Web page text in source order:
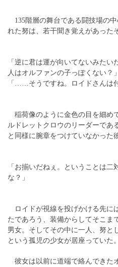
135階層の舞台である闘技場の
れた努は、若干聞き覚えがあった
「逆に君は運が向いてないみた
人はオルファンの子っぽくない？」
「……そうですね。ロイドさんは
稲荷像のように金色の目を細め
ルドレットクロウのリーダーであ
と同様に腕章をつけていなかった
「お揃いだねぇ。ということは
な？」
ロイドが視線を投げかける先に
たであろう、装備からしてそこま
男女。そしてその中に一人、努と
という孤児の少女が居座っていた。
彼女は以前に道端で絡んできた